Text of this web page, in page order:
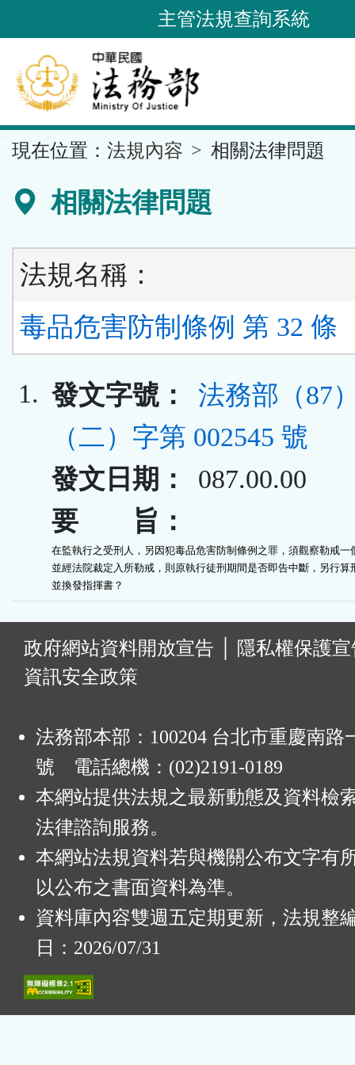
到
要
內
容
區
主管法規查詢系統
現在位置： 法規內容 相關法律問題
相關法律問題
法規名稱：
毒品危害防制條例 第 32 條
1. 發文字號：
法務部（87
（二）字第 002545 號
發文日期：
087.00.00
要 旨：
在監執行之受刑人，另因犯毒品危害防制條例之罪，須觀察勒戒一
並經法院裁定入所勒戒，則原執行徒刑期間是否即告中斷，另行算
並換發指揮書？
政府網站資料開放宣告
隱私權保護
資訊安全政策
法務部本部：100204 台北市重慶南路
號 電話總機：(02)2191-0189
本網站提供法規之最新動態及資料檢
法律諮詢服務。
本網站法規資料若與機關公布文字有
以公布之書面資料為準。
資料庫內容雙週五定期更新，法規整
日：2026/07/31